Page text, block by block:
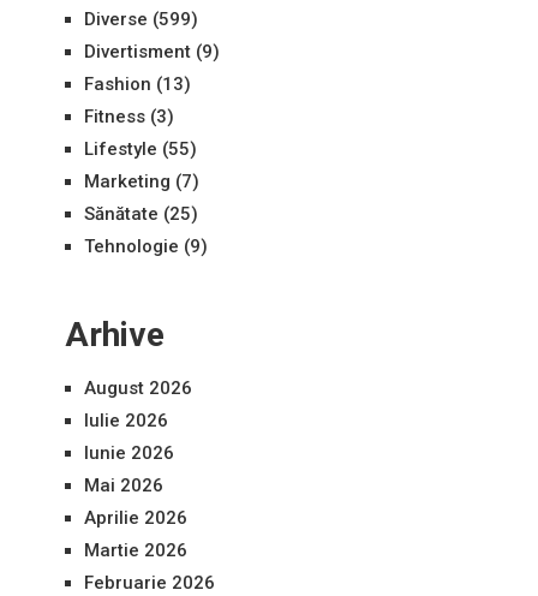
Diverse (599)
Divertisment(9)
Fashion (13)
Fitness(3)
Lifestyle (55)
Marketing (7)
Sănătate (25)
Tehnologie (9)
Arhive
August 2026
Iulie 2026
Iunie 2026
Mai 2026
Aprilie 2026
Martie 2026
Februarie 2026